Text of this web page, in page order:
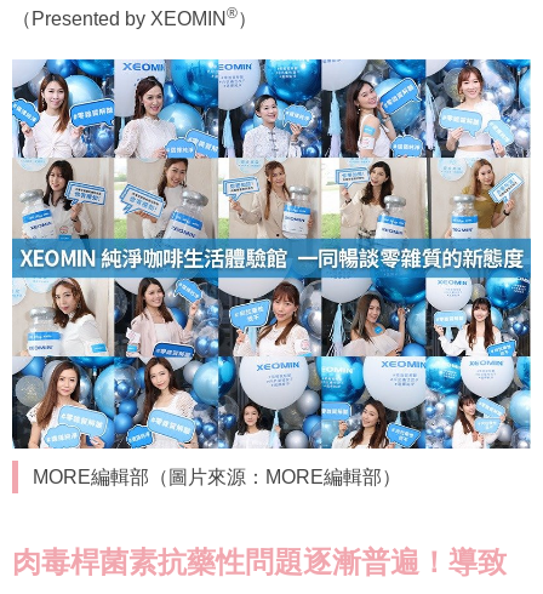
（Presented by XEOMIN ®）
MORE編輯部（圖片來源：MORE編輯部）
肉毒桿菌素抗藥性問題逐漸普遍！導致